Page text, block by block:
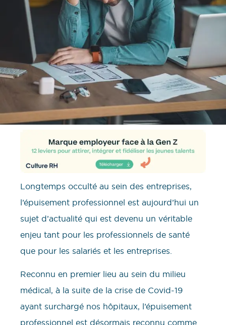
Longtemps occulté au sein des entreprises,
l’épuisement professionnel est aujourd’hui un
sujet d’actualité qui est devenu un véritable
enjeu tant pour les professionnels de santé
que pour les salariés et les entreprises.
Reconnu en premier lieu au sein du milieu
médical, à la suite de la crise de Covid-19
ayant surchargé nos hôpitaux, l’épuisement
professionnel est désormais reconnu comme